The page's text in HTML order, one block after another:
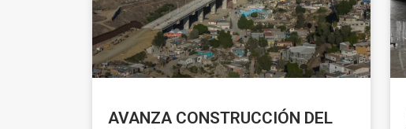
AVANZA CONSTRUCCIÓN DEL